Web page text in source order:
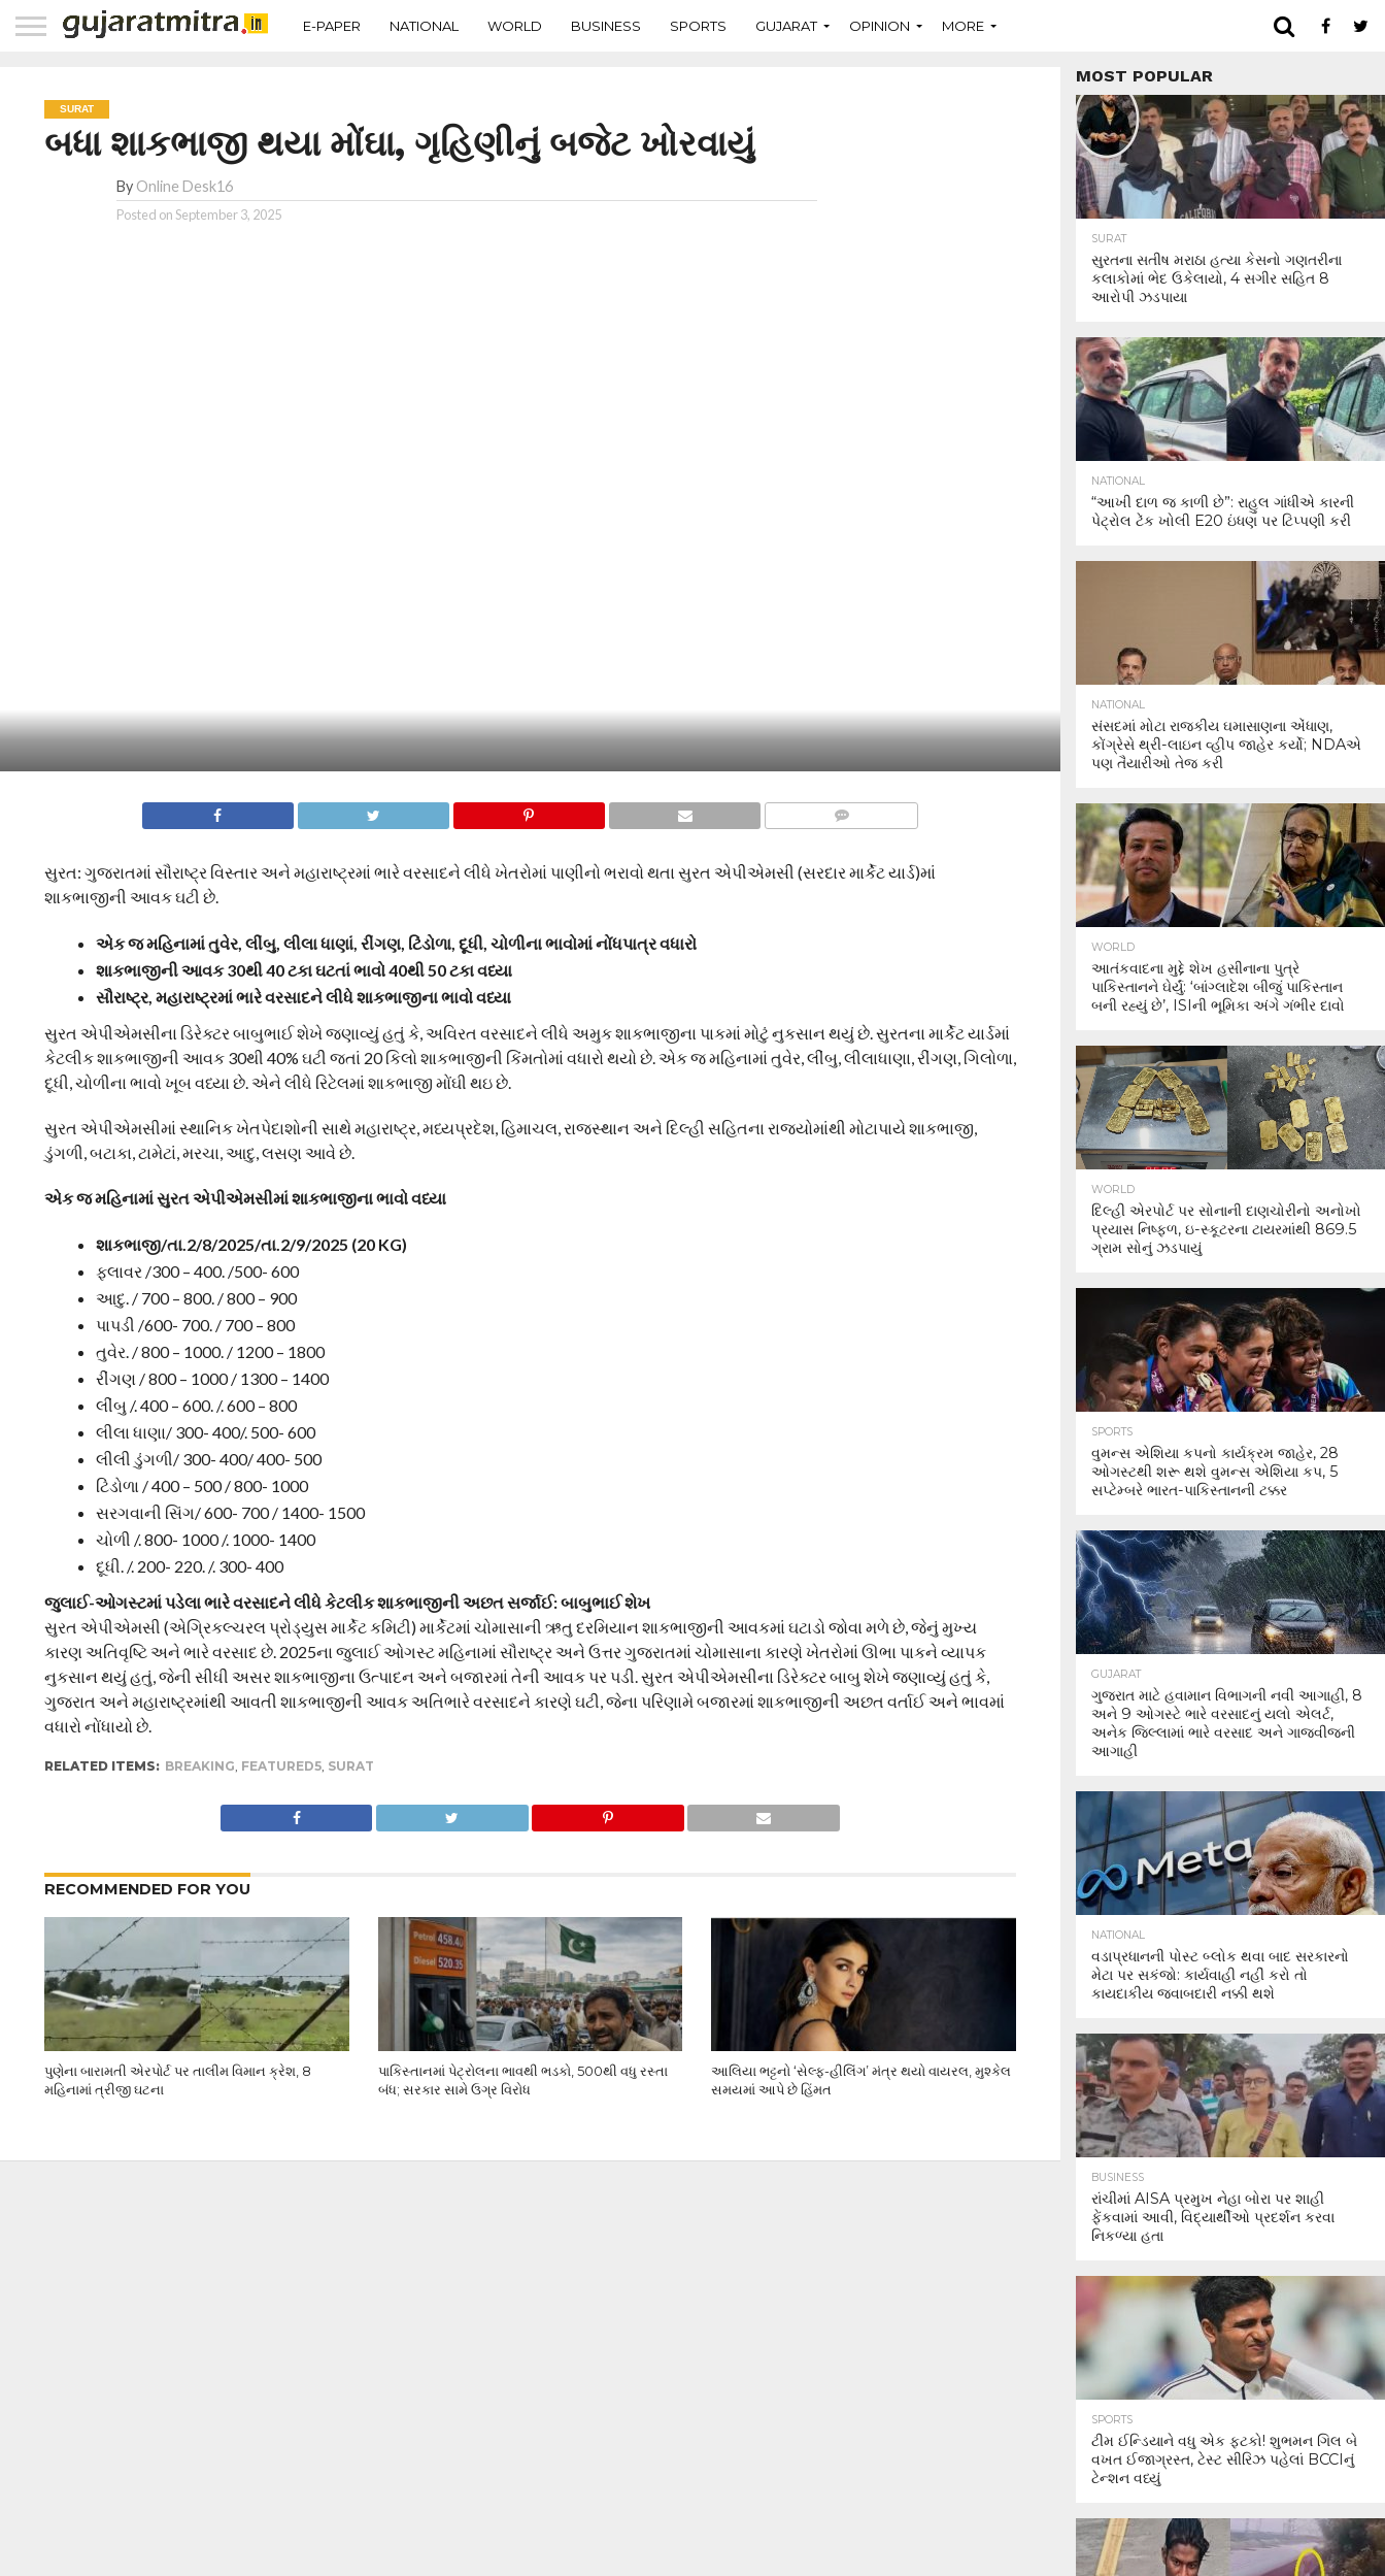
E-PAPER NATIONAL WORLD BUSINESS SPORTS GUJARAT OPINION MORE
SURAT
બધા શાકભાજી થયા મોંઘા, ગૃહિણીનું બજેટ ખોરવાયું
By Online Desk16
Posted onSeptember 3, 2025
સુરત: ગુજરાતમાં સૌરાષ્ટ્ર વિસ્તાર અને મહારાષ્ટ્રમાં ભારે વરસાદને લીધે ખેતરોમાં પાણીનો ભરાવો થતા સુરત એપીએમસી (સરદાર માર્કેટ યાર્ડ)માં
શાકભાજીની આવક ઘટી છે.
એક જ મહિનામાં તુવેર, લીંબુ, લીલા ધાણાં, રીંગણ, ટિંડોળા, દૂધી, ચોળીના ભાવોમાં નોંધપાત્ર વધારો
શાકભાજીની આવક 30થી 40 ટકા ઘટતાં ભાવો 40થી 50 ટકા વધ્યા
સૌરાષ્ટ્ર, મહારાષ્ટ્રમાં ભારે વરસાદને લીધે શાકભાજીના ભાવો વધ્યા
સુરત એપીએમસીના ડિરેક્ટર બાબુભાઈ શેખે જણાવ્યું હતું કે, અવિરત વરસાદને લીધે અમુક શાકભાજીના પાકમાં મોટું નુકસાન થયું છે. સુરતના માર્કેટ યાર્ડમાં
કેટલીક શાકભાજીની આવક 30થી 40% ઘટી જતાં 20 કિલો શાકભાજીની કિંમતોમાં વધારો થયો છે. એક જ મહિનામાં તુવેર, લીંબુ, લીલાધાણા, રીંગણ, ગિલોળા,
દૂધી, ચોળીના ભાવો ખૂબ વધ્યા છે. એને લીધે રિટેલમાં શાકભાજી મોંઘી થઇ છે.
સુરત એપીએમસીમાં સ્થાનિક ખેતપેદાશોની સાથે મહારાષ્ટ્ર, મધ્યપ્રદેશ, હિમાચલ, રાજસ્થાન અને દિલ્હી સહિતના રાજ્યોમાંથી મોટાપાયે શાકભાજી,
ડુંગળી, બટાકા, ટામેટાં, મરચા, આદુ, લસણ આવે છે.
એક જ મહિનામાં સુરત એપીએમસીમાં શાકભાજીના ભાવો વધ્યા
શાકભાજી/તા.2/8/2025/તા.2/9/2025 (20 KG)
ફ્લાવર /300 – 400. /500- 600
આદુ. / 700 – 800. / 800 – 900
પાપડી /600- 700. / 700 – 800
તુવેર. / 800 – 1000. / 1200 – 1800
રીંગણ / 800 – 1000 / 1300 – 1400
લીંબુ /. 400 – 600. /. 600 – 800
લીલા ધાણા/ 300- 400/. 500- 600
લીલી ડુંગળી/ 300- 400/ 400- 500
ટિંડોળા / 400 – 500 / 800- 1000
સરગવાની સિંગ/ 600- 700 / 1400- 1500
ચોળી /. 800- 1000 /. 1000- 1400
દૂધી. /. 200- 220. /. 300- 400
જુલાઈ-ઓગસ્ટમાં પડેલા ભારે વરસાદને લીધે કેટલીક શાકભાજીની અછત સર્જાઈ: બાબુભાઈ શેખ
સુરત એપીએમસી (એગ્રિકલ્ચરલ પ્રોડ્યુસ માર્કેટ કમિટી) માર્કેટમાં ચોમાસાની ઋતુ દરમિયાન શાકભાજીની આવકમાં ઘટાડો જોવા મળે છે, જેનું મુખ્ય
કારણ અતિવૃષ્ટિ અને ભારે વરસાદ છે. 2025ના જુલાઈ ઓગસ્ટ મહિનામાં સૌરાષ્ટ્ર અને ઉત્તર ગુજરાતમાં ચોમાસાના કારણે ખેતરોમાં ઊભા પાકને વ્યાપક
નુકસાન થયું હતું, જેની સીધી અસર શાકભાજીના ઉત્પાદન અને બજારમાં તેની આવક પર પડી. સુરત એપીએમસીના ડિરેક્ટર બાબુ શેખે જણાવ્યું હતું કે,
ગુજરાત અને મહારાષ્ટ્રમાંથી આવતી શાકભાજીની આવક અતિભારે વરસાદને કારણે ઘટી, જેના પરિણામે બજારમાં શાકભાજીની અછત વર્તાઈ અને ભાવમાં
વધારો નોંધાયો છે.
RELATED ITEMS: BREAKING, FEATURED5, SURAT
RECOMMENDED FOR YOU
પુણેના બારામતી એરપોર્ટ પર તાલીમ વિમાન ક્રેશ, 8
મહિનામાં ત્રીજી ઘટના
પાકિસ્તાનમાં પેટ્રોલના ભાવથી ભડકો, 500થી વધુ રસ્તા
બંધ; સરકાર સામે ઉગ્ર વિરોધ
આલિયા ભટ્ટનો ‘સેલ્ફ-હીલિંગ’ મંત્ર થયો વાયરલ, મુશ્કેલ
સમયમાં આપે છે હિંમત
MOST POPULAR
SURAT
સુરતના સતીષ મરાઠા હત્યા કેસનો ગણતરીના
કલાકોમાં ભેદ ઉકેલાયો, 4 સગીર સહિત 8
આરોપી ઝડપાયા
NATIONAL
“આખી દાળ જ કાળી છે”: રાહુલ ગાંધીએ કારની
પેટ્રોલ ટેંક ખોલી E20 ઇંધણ પર ટિપ્પણી કરી
NATIONAL
સંસદમાં મોટા રાજકીય ઘમાસાણના એંધાણ,
કોંગ્રેસે થ્રી-લાઇન વ્હીપ જાહેર કર્યો; NDAએ
પણ તૈયારીઓ તેજ કરી
WORLD
આતંકવાદના મુદ્દે શેખ હસીનાના પુત્રે
પાકિસ્તાનને ઘેર્યું: ‘બાંગ્લાદેશ બીજું પાકિસ્તાન
બની રહ્યું છે’, ISIની ભૂમિકા અંગે ગંભીર દાવો
WORLD
દિલ્હી એરપોર્ટ પર સોનાની દાણચોરીનો અનોખો
પ્રયાસ નિષ્ફળ, ઇ-સ્કૂટરના ટાયરમાંથી 869.5
ગ્રામ સોનું ઝડપાયું
SPORTS
વુમન્સ એશિયા કપનો કાર્યક્રમ જાહેર, 28
ઓગસ્ટથી શરૂ થશે વુમન્સ એશિયા કપ, 5
સપ્ટેમ્બરે ભારત-પાકિસ્તાનની ટક્કર
GUJARAT
ગુજરાત માટે હવામાન વિભાગની નવી આગાહી, 8
અને 9 ઓગસ્ટે ભારે વરસાદનું યલો એલર્ટ,
અનેક જિલ્લામાં ભારે વરસાદ અને ગાજવીજની
આગાહી
NATIONAL
વડાપ્રધાનની પોસ્ટ બ્લોક થવા બાદ સરકારનો
મેટા પર સકંજો: કાર્યવાહી નહીં કરો તો
કાયદાકીય જવાબદારી નક્કી થશે
BUSINESS
રાંચીમાં AISA પ્રમુખ નેહા બોરા પર શાહી
ફેંકવામાં આવી, વિદ્યાર્થીઓ પ્રદર્શન કરવા
નિકળ્યા હતા
SPORTS
ટીમ ઈન્ડિયાને વધુ એક ફટકો! શુભમન ગિલ બે
વખત ઈજાગ્રસ્ત, ટેસ્ટ સીરિઝ પહેલાં BCCIનું
ટેન્શન વધ્યું